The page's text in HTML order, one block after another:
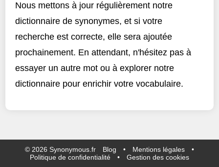
Nous mettons à jour régulièrement notre
dictionnaire de synonymes, et si votre
recherche est correcte, elle sera ajoutée
prochainement. En attendant, n'hésitez pas à
essayer un autre mot ou à explorer notre
dictionnaire pour enrichir votre vocabulaire.
© 2026 Synonymous.fr Blog • Mentions légales
•
Politique de confidentialité
• Gestion des cookies